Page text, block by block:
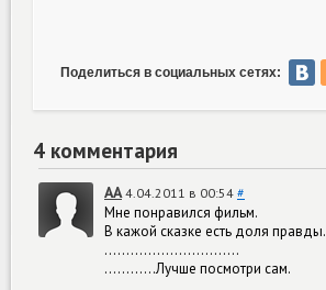
Поделиться в социальных сетях:
4 комментария
AA 4.04.2011 в 00:54 #
Мне понравился фильм.
В кажой сказке есть доля правды.
...............................
............Лучше посмотри сам.